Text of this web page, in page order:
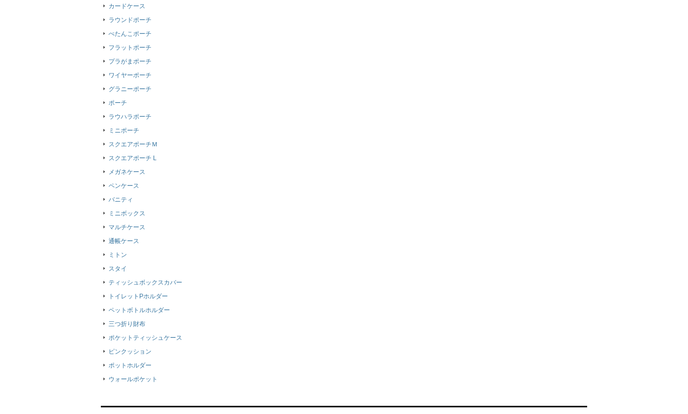
カードケース
ラウンドポーチ
ぺたんこポーチ
フラットポーチ
プラがまポーチ
ワイヤーポーチ
グラニーポーチ
ポーチ
ラウハラポーチ
ミニポーチ
スクエアポーチＭ
スクエアポーチ L
メガネケース
ペンケース
バニティ
ミニボックス
マルチケース
通帳ケース
ミトン
スタイ
ティッシュボックスカバー
トイレットPホルダー
ペットボトルホルダー
三つ折り財布
ポケットティッシュケース
ピンクッション
ポットホルダー
ウォールポケット